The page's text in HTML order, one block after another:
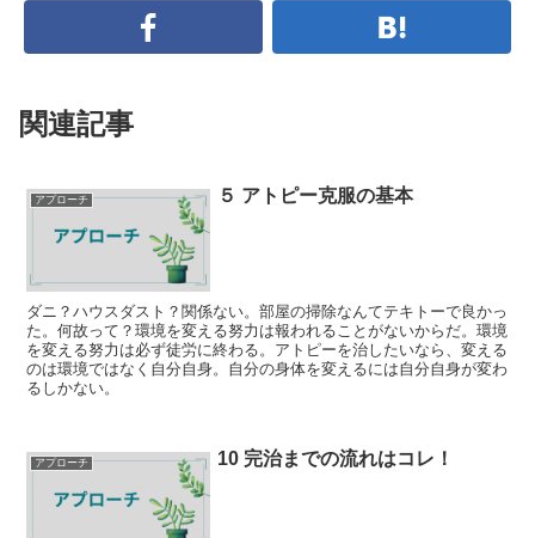
関連記事
アプローチ ５ アトピー克服の基本
ダニ？ハウスダスト？関係ない。部屋の掃除なんてテキトーで良かっ
た。何故って？環境を変える努力は報われることがないからだ。環境
を変える努力は必ず徒労に終わる。アトピーを治したいなら、変える
のは環境ではなく自分自身。自分の身体を変えるには自分自身が変わ
るしかない。
アプローチ 10 完治までの流れはコレ！